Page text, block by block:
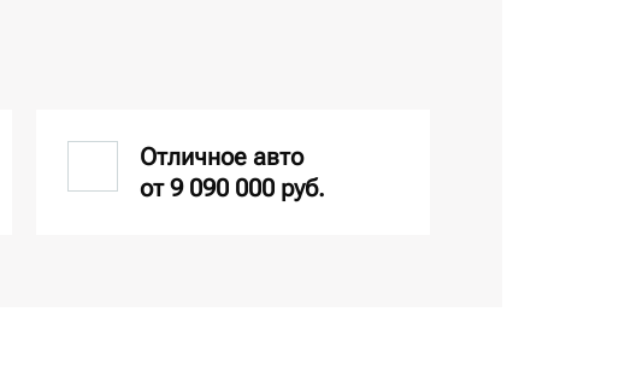
Отличное авто
от 9 090 000 руб.